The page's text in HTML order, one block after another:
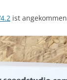
ist